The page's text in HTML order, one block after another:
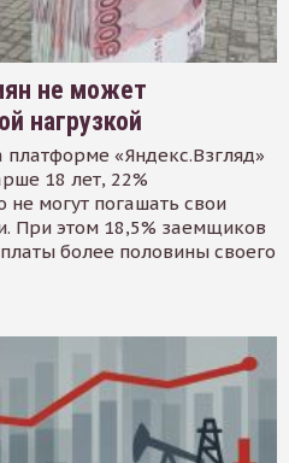
не может
нагрузкой
«Яндекс.Взгляд»
18 лет, 22%
не могут погашать свои
При этом 18,5% заемщиков
более половины своего